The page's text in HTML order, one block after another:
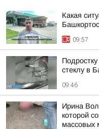
Какая
09:57
стеклу в
09:46
Ирина
которой
массовых